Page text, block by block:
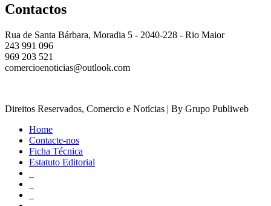
Contactos
Rua de Santa Bárbara, Moradia 5 - 2040-228 - Rio Maior
243 991 096
969 203 521
comercioenoticias@outlook.com
Direitos Reservados, Comercio e Notícias | By Grupo Publiweb
Home
Contacte-nos
Ficha Técnica
Estatuto Editorial